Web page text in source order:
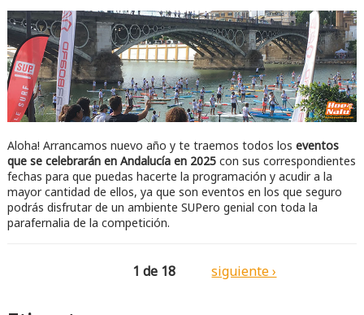
Aloha! Arrancamos nuevo año y te traemos todos los eventos
que se celebrarán en Andalucía en 2025con sus correspondientes
fechas para que puedas hacerte la programación y acudir a la
mayor cantidad de ellos, ya que son eventos en los que seguro
podrás disfrutar de un ambiente SUPero genial con toda la
parafernalia de la competición.
1 de 18 siguiente ›